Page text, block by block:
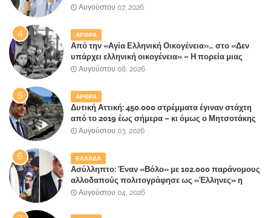
Μητσοτάκη
Αυγούστου 07, 2026
ΑΡΘΡΑ
Από την «Αγία Ελληνική Οικογένεια»… στο «Δεν
υπάρχει ελληνική οικογένεια» – Η πορεία μιας
κοινωνίας που κινδυνεύει να ξεχάσει ποια είναι
Αυγούστου 08, 2026
ΑΡΘΡΑ
Δυτική Αττική: 450.000 στρέμματα έγιναν στάχτη
από το 2019 έως σήμερα – κι όμως ο Μητσοτάκης
έλαβε 40% και 45% στις εκλογές του 2023,ενώ 50%
Αυγούστου 03, 2026
ΕΛΛΑΔΑ
Ασύλληπτο: Έναν «Βόλο» με 102.000 παράνομους
αλλοδαπούς πολιτογράφησε ως «Έλληνες» η
κυβέρνηση!
Αυγούστου 04, 2026